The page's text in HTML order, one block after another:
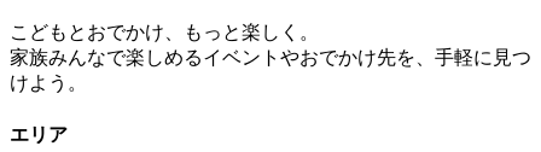
こどもとおでかけ、もっと楽しく。
家族みんなで楽しめるイベントやおでかけ先を、手軽に見つ
けよう。
エリア